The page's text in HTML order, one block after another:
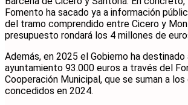
Fomento ha sacado ya a información
del tramo comprendido entre Cicero y
presupuesto rondará los 4 millones de
Además, en 2025 el Gobierno ha
ayuntamiento 93.000 euros a través del
Cooperación Municipal, que se suman a
concedidos en 2024.